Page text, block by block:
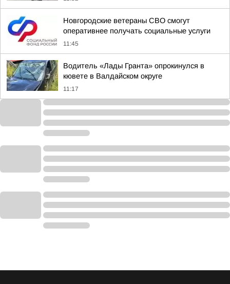
Новгородские ветераны СВО смогут
оперативнее получать социальные услуги
11:45
Водитель «Лады Гранта» опрокинулся в
кювете в Валдайском округе
11:17